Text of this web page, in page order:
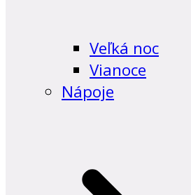
Veľká noc
Vianoce
Nápoje